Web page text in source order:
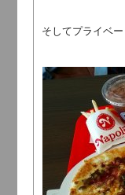
そしてプライベ